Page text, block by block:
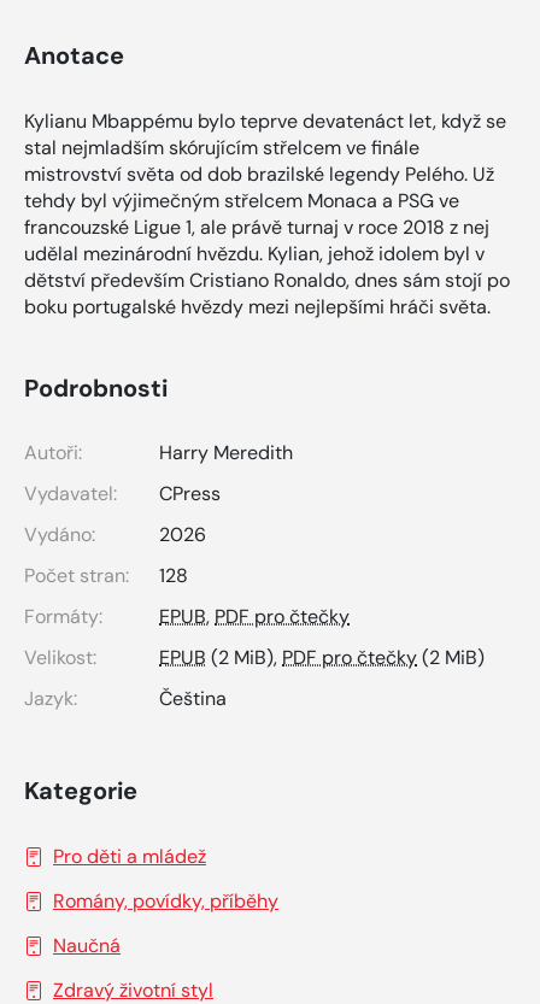
Anotace
Kylianu Mbappému bylo teprve devatenáct let, když se
stal nejmladším skórujícím střelcem ve finále
mistrovství světa od dob brazilské legendy Pelého. Už
tehdy byl výjimečným střelcem Monaca a PSG ve
francouzské Ligue 1, ale právě turnaj v roce 2018 z nej
udělal mezinárodní hvězdu. Kylian, jehož idolem byl v
dětství především Cristiano Ronaldo, dnes sám stojí po
boku portugalské hvězdy mezi nejlepšími hráči světa.
Podrobnosti
Autoři:
Harry Meredith
Vydavatel:
CPress
Vydáno:
2026
Počet stran:
128
Formáty:
EPUB, PDF pro čtečky
Velikost:
EPUB (2 MiB), PDF pro čtečky(2 MiB)
Jazyk:
Čeština
Kategorie
Pro děti a mládež
Romány, povídky, příběhy
Naučná
Zdravý životní styl